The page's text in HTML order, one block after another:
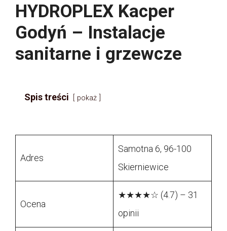
HYDROPLEX Kacper
Godyń – Instalacje
sanitarne i grzewcze
Spis treści pokaż
Adres
Samotna 6, 96-100
Skierniewice
Ocena
★★★★☆ (4.7) – 31
opinii